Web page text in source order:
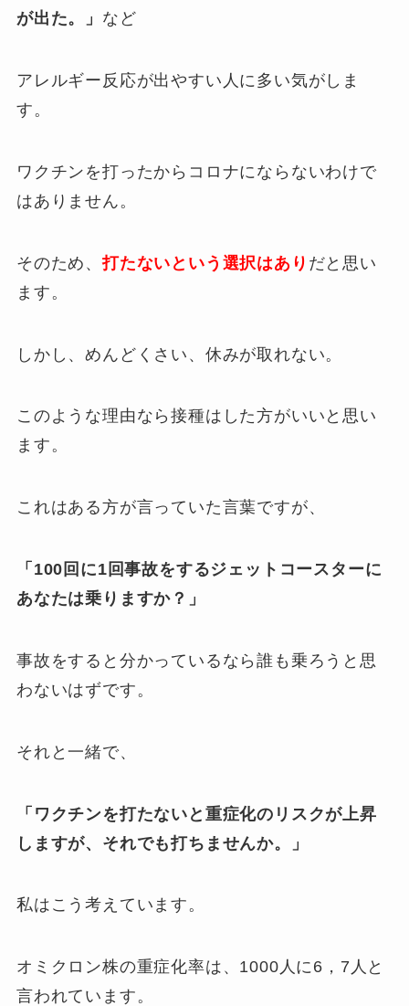
が出た。」 など
アレルギー反応が出やすい人に多い気がしま
す。
ワクチンを打ったからコロナにならないわけで
はありません。
そのため、打たないという選択はあり だと思い
ます。
しかし、めんどくさい、休みが取れない。
このような理由なら接種はした方がいいと思い
ます。
これはある方が言っていた言葉ですが、
「100回に1回事故をするジェットコースターに
あなたは乗りますか？」
事故をすると分かっているなら誰も乗ろうと思
わないはずです。
それと一緒で、
「ワクチンを打たないと重症化のリスクが上昇
しますが、それでも打ちませんか。」
私はこう考えています。
オミクロン株の重症化率は、1000人に6，7人と
言われています。